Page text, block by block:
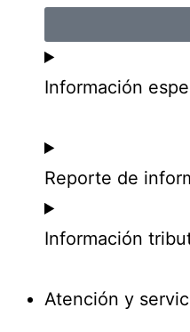
Información
Reporte de
Información
Atención y